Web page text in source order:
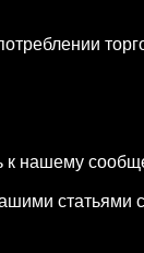
к нашему
статьями